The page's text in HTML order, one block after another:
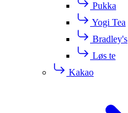
Pukka
Yogi Tea
Bradley's
Løs te
Kakao